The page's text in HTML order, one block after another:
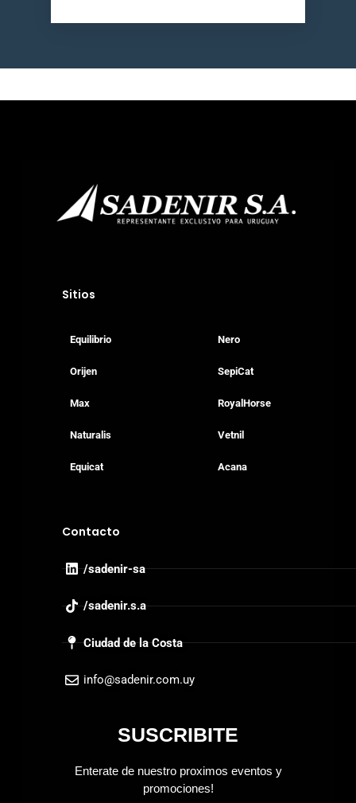
Sitios
Equilibrio
Orijen
Max
Naturalis
Equicat
Nero
SepiCat
RoyalHorse
Vetnil
Acana
Contacto
/sadenir-sa
/sadenir.s.a
Ciudad de la Costa
info@sadenir.com.uy